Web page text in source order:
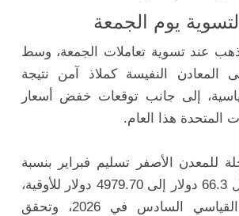
يوم الجمعة
عند تسوية تعاملات الجمعة، وسط
المعادن النفيسة كملاذ آمن نتيجة
إلى جانب توقعات خفض أسعار
المتحدة هذا العام.
للمعدن الأصفر تسليم فبراير بنسبة
1.35% أو ما يعادل 66.3 دولار إلى 4979.70 دولار للأوقية،
لتسجل الإغلاق القياسي السادس في 2026، وتحقق